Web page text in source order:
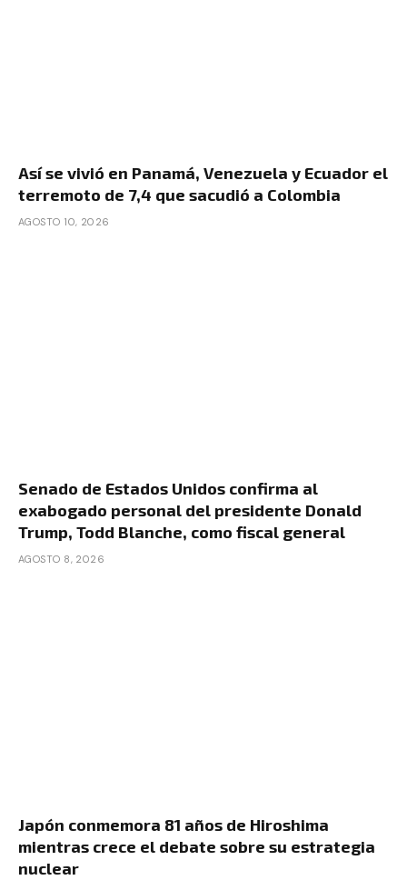
Así se vivió en Panamá, Venezuela y Ecuador el
terremoto de 7,4 que sacudió a Colombia
AGOSTO 10, 2026
Senado de Estados Unidos confirma al
exabogado personal del presidente Donald
Trump, Todd Blanche, como fiscal general
AGOSTO 8, 2026
Japón conmemora 81 años de Hiroshima
mientras crece el debate sobre su estrategia
nuclear